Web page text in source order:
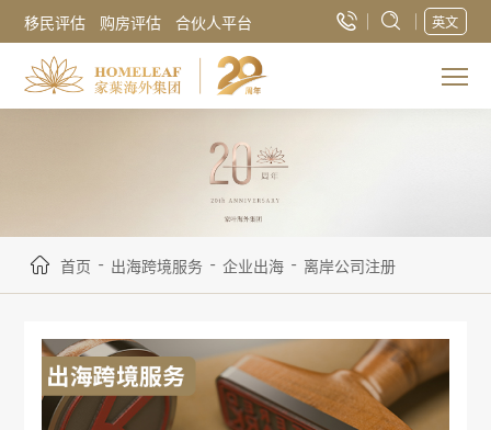
移民评估 购房评估 合伙人平台 英文
首页 - 出海跨境服务 - 企业出海 - 离岸公司注册